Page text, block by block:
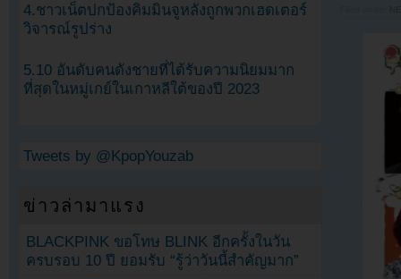
4.ชาวเน็ตปกป้องคิมมินจูหลังถูกพวกเฮดเตอร์
วิจารณ์รูปร่าง
5.10 อันดับคนดังชายที่ได้รับความนิยมมาก
ที่สุดในหมู่เกย์ในเกาหลีใต้ของปี 2023
Tweets by @KpopYouzab
ข่าวล่ามาแรง
BLACKPINK ขอโทษ BLINK อีกครั้งในวัน
ครบรอบ 10 ปี ยอมรับ “รู้ว่าวันนี้สำคัญมาก”